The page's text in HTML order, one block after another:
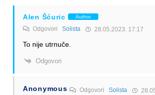
Alen Šćuric Author
Odgovori Solista 28.05.2023. 17:17
To nije utrnuče.
Odgovori
Anonymous OdgovoriSolista